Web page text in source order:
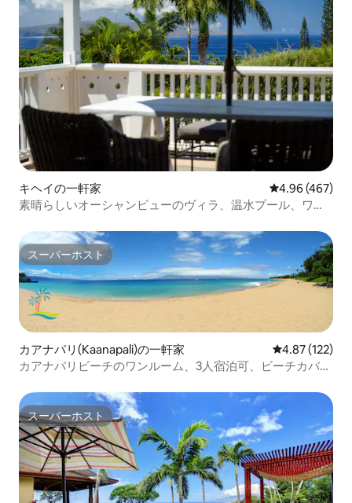
キヘイの一軒家 レビュー467
4.96 (467)
素晴らしいオーシャンビューのヴィラ、温水プール、ワイ
スーパーホスト
スーパーホスト
カアナパリ(Kaanapali)の一軒家 レビュー122
4.87 (122)
カアナパリビーチのワンルーム、3人宿泊可、ビーチカバ
スーパーホスト
スーパーホスト